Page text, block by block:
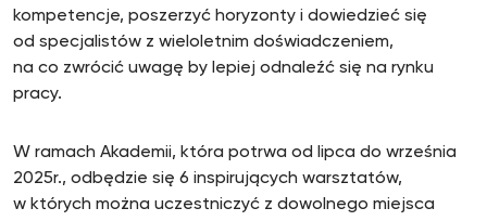
kompetencje, poszerzyć horyzonty i dowiedzieć się
od specjalistów z wieloletnim doświadczeniem,
na co zwrócić uwagę by lepiej odnaleźć się na rynku
pracy.
W ramach Akademii, która potrwa od lipca do września
2025r., odbędzie się 6 inspirujących warsztatów,
w których można uczestniczyć z dowolnego miejsca